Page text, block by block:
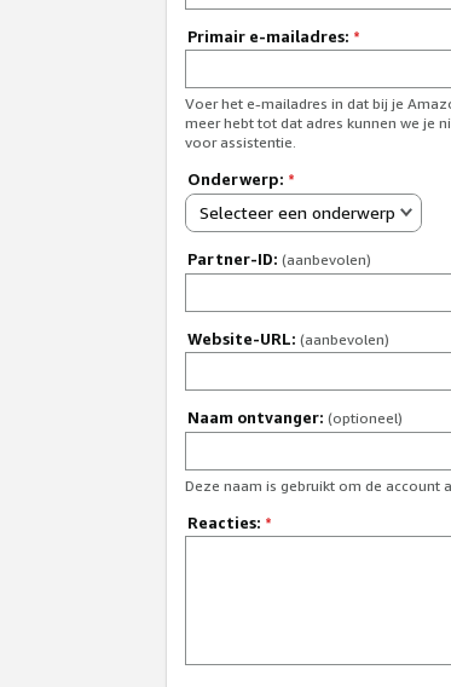
Primair e-mailadres: *
Voer het e-mailadres in dat bij je
meer hebt tot dat adres kunnen we je
voor assistentie.
Onderwerp: *
Selecteer een onderwerp
Partner-ID: (aanbevolen)
Website-URL: (aanbevolen)
Naam ontvanger: (optioneel)
Deze naam is gebruikt om de account
Reacties: *